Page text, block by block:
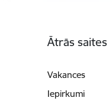
Ātrās saites
Vakances
Iepirkumi